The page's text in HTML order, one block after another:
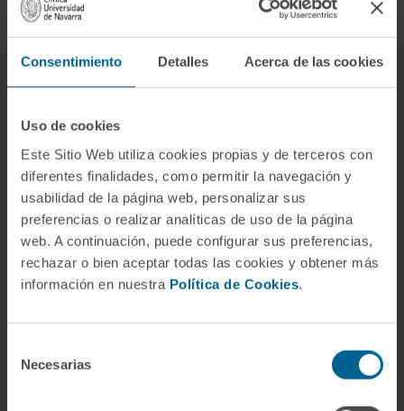
Consentimiento Detalles Acerca de las cookies
Uso de cookies
Este Sitio Web utiliza cookies propias y de terceros con
diferentes finalidades, como permitir la navegación y
usabilidad de la página web, personalizar sus
preferencias o realizar analíticas de uso de la página
web. A continuación, puede configurar sus preferencias,
rechazar o bien aceptar todas las cookies y obtener más
información en nuestra Política de Cookies.
Necesarias
09
Muletas de carne y hueso.A la salida de la sesión,
Leticia y Luis Miguel, técnicos, acompañan a Enric.
Apoyado en ellos, camina hacia adelante. La ilusión se
contagia.